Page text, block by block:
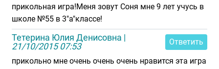
прикольная игра!Меня зовут Соня мне 9 лет учусь в
школе №55 в 3"а"классе!
Тетерина Юлия Денисовна |
21/10/2015 07:53
Ответить
прикольно мне очень очень очень нравится эта игра